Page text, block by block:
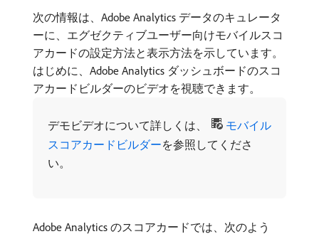
次の情報は、Adobe Analytics データのキュレータ
ーに、エグゼクティブユーザー向けモバイルスコ
アカードの設定方法と表示方法を示しています。
はじめに、Adobe Analytics ダッシュボードのスコ
アカードビルダーのビデオを視聴できます。
デモビデオについて詳しくは、
モバイル
スコアカードビルダーを参照してくださ
い。
Adobe Analytics のスコアカードでは、次のよう